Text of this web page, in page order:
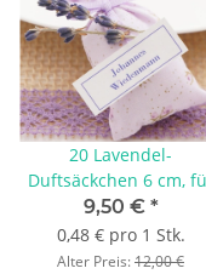
Berührung
man
©Zitate
Floristin
20 Lavendel-
Duftsäckchen 6 cm,
Tischkarten-Hochzeit
9,50 € *
0,48 € pro 1 Stk.
Alter Preis:12,00 €